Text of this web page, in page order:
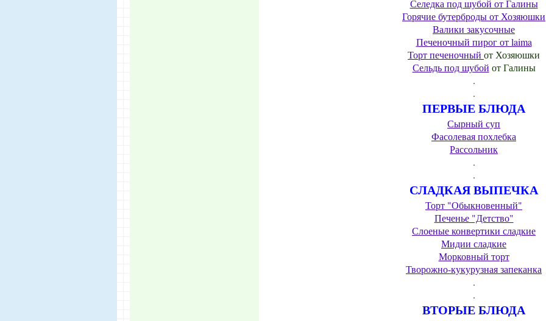
Селедка под шубой от Галины
Горячие бутерброды от Хозяюшки
Валики закусочные
Печеночный пирог от laima
Торт печеночный от Хозяюшки
Сельдь под шубой от Галины
.
.
ПЕРВЫЕ БЛЮДА
Сырный суп
Фасолевая похлебка
Рассольник
.
.
СЛАДКАЯ ВЫПЕЧКА
Торт "Обыкновенный"
Печенье "Детство"
Слоеные конвертики сладкие
Мидии сладкие
Морковный торт
Творожно-кукурузная запеканка
.
.
ВТОРЫЕ БЛЮДА